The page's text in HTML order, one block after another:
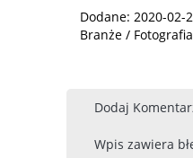
Dodane: 2020-02-
Branże / Fotografia
Dodaj
Wpis zawiera